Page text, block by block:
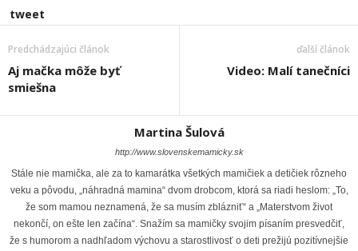
tweet
Predchádzajúci článok
Aj mačka môže byť
smiešna
ďalší článok
Video: Malí tanečníci
Martina Šulová
http://www.slovenskemamicky.sk
Stále nie mamička, ale za to kamarátka všetkých mamičiek a detičiek rôzneho
veku a pôvodu, „náhradná mamina“ dvom drobcom, ktorá sa riadi heslom: „To,
že som mamou neznamená, že sa musím zblázniť“ a „Materstvom život
nekončí, on ešte len začína“. Snažím sa mamičky svojim písaním presvedčiť,
že s humorom a nadhľadom výchovu a starostlivosť o deti prežijú pozitívnejšie